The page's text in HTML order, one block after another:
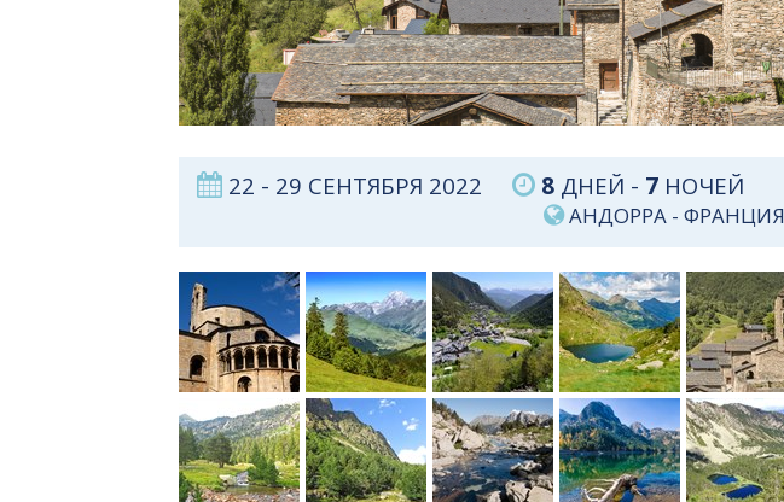
22 - 29 СЕНТЯБРЯ 2022 8ДНЕЙ - 7НОЧЕЙ
АНДОРРА -ФРАНЦИЯ